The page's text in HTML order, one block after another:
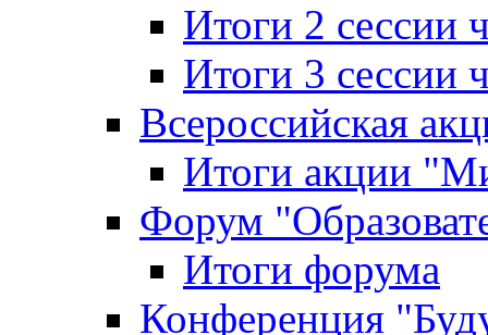
Итоги 2 сессии
Итоги 3 сессии
Всероссийская
Итоги акции
Форум
Итоги форума
Конференция